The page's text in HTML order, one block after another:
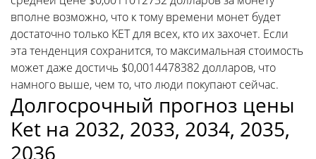
вполне возможно, что к тому времени монет будет
достаточно только KET для всех, кто их захочет. Если
эта тенденция сохранится, то максимальная стоимость
может даже достичь $0,0014478382 долларов, что
намного выше, чем то, что люди покупают сейчас.
Долгосрочный прогноз цены
Ket на 2032, 2033, 2034, 2035,
2036